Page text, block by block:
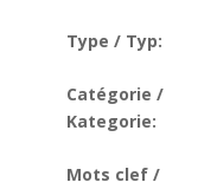
Type / Typ:
Catégorie /
Kategorie:
Mots clef /